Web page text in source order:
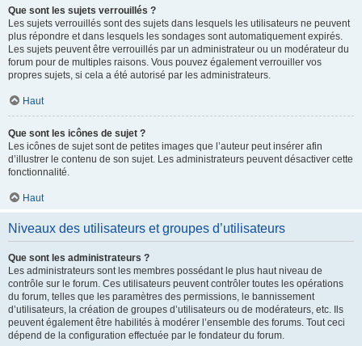
Que sont les sujets verrouillés ?
Les sujets verrouillés sont des sujets dans lesquels les utilisateurs ne peuvent
plus répondre et dans lesquels les sondages sont automatiquement expirés.
Les sujets peuvent être verrouillés par un administrateur ou un modérateur du
forum pour de multiples raisons. Vous pouvez également verrouiller vos
propres sujets, si cela a été autorisé par les administrateurs.
Haut
Que sont les icônes de sujet ?
Les icônes de sujet sont de petites images que l’auteur peut insérer afin
d’illustrer le contenu de son sujet. Les administrateurs peuvent désactiver cette
fonctionnalité.
Haut
Niveaux des utilisateurs et groupes d’utilisateurs
Que sont les administrateurs ?
Les administrateurs sont les membres possédant le plus haut niveau de
contrôle sur le forum. Ces utilisateurs peuvent contrôler toutes les opérations
du forum, telles que les paramètres des permissions, le bannissement
d’utilisateurs, la création de groupes d’utilisateurs ou de modérateurs, etc. Ils
peuvent également être habilités à modérer l’ensemble des forums. Tout ceci
dépend de la configuration effectuée par le fondateur du forum.